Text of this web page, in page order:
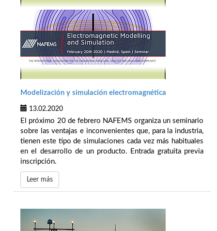
Modelización y simulación electromagnética
13.02.2020
El próximo 20 de febrero NAFEMS organiza un seminario
sobre las ventajas e inconvenientes que, para la industria,
tienen este tipo de simulaciones cada vez más habituales
en el desarrollo de un producto. Entrada gratuita previa
inscripción.
Leer más